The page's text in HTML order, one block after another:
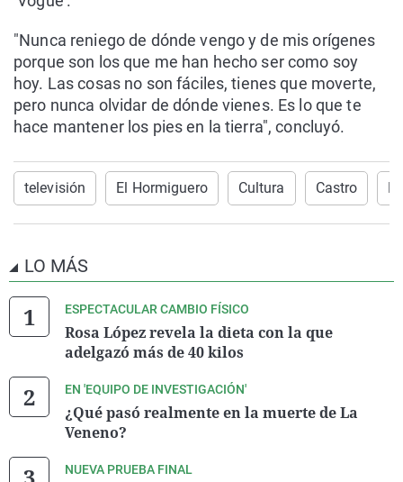
"Nunca reniego de dónde vengo y de mis orígenes
porque son los que me han hecho ser como soy
hoy. Las cosas no son fáciles, tienes que moverte,
pero nunca olvidar de dónde vienes. Es lo que te
hace mantener los pies en la tierra", concluyó.
televisión El Hormiguero Cultura Castro
LO MÁS
ESPECTACULAR CAMBIO FÍSICO
Rosa López revela la dieta con la que
adelgazó más de 40 kilos
EN 'EQUIPO DE INVESTIGACIÓN'
¿Qué pasó realmente en la muerte de La
Veneno?
NUEVA PRUEBA FINAL